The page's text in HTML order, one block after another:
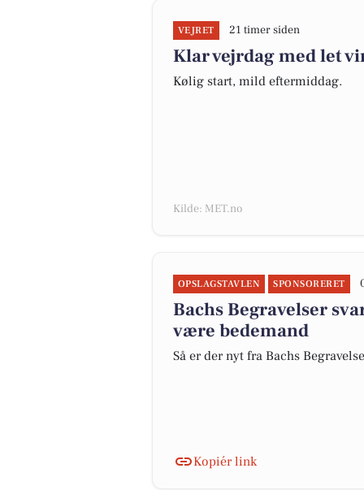
VEJRET 21 timer siden
Klar vejrdag med let
Kølig start, mild eftermiddag.
Kilde: MET.no
OPSLAGSTAVLEN SPONSORERET
Bachs Begravelser
være bedemand
Så er der nyt fra Bachs
Kopiér link